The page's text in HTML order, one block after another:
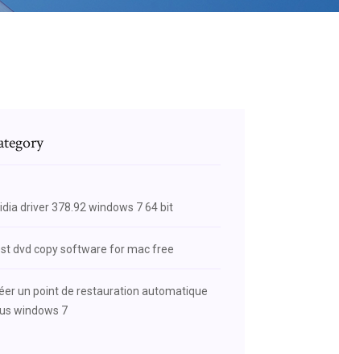
driver 378.92 windows 7 64 bit
dvd copy software for mac free
un point de restauration automatique
windows 7